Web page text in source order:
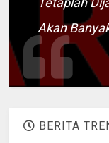
Akan
BERITA